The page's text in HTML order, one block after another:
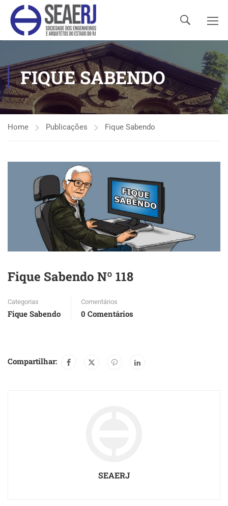
FIQUE SABENDO
Home Publicações Fique Sabendo
Fique Sabendo Nº 118
Categorias
Fique Sabendo
Comentários
0 Comentários
Compartilhar:
SEAERJ